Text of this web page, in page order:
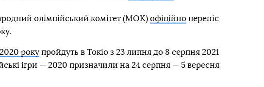
олімпійський комітет (МОК) офіційнопереніс
рокупройдуть в Токіо з 23 липня до 8 серпня 2021
ігри — 2020 призначили на 24 серпня — 5 вересня